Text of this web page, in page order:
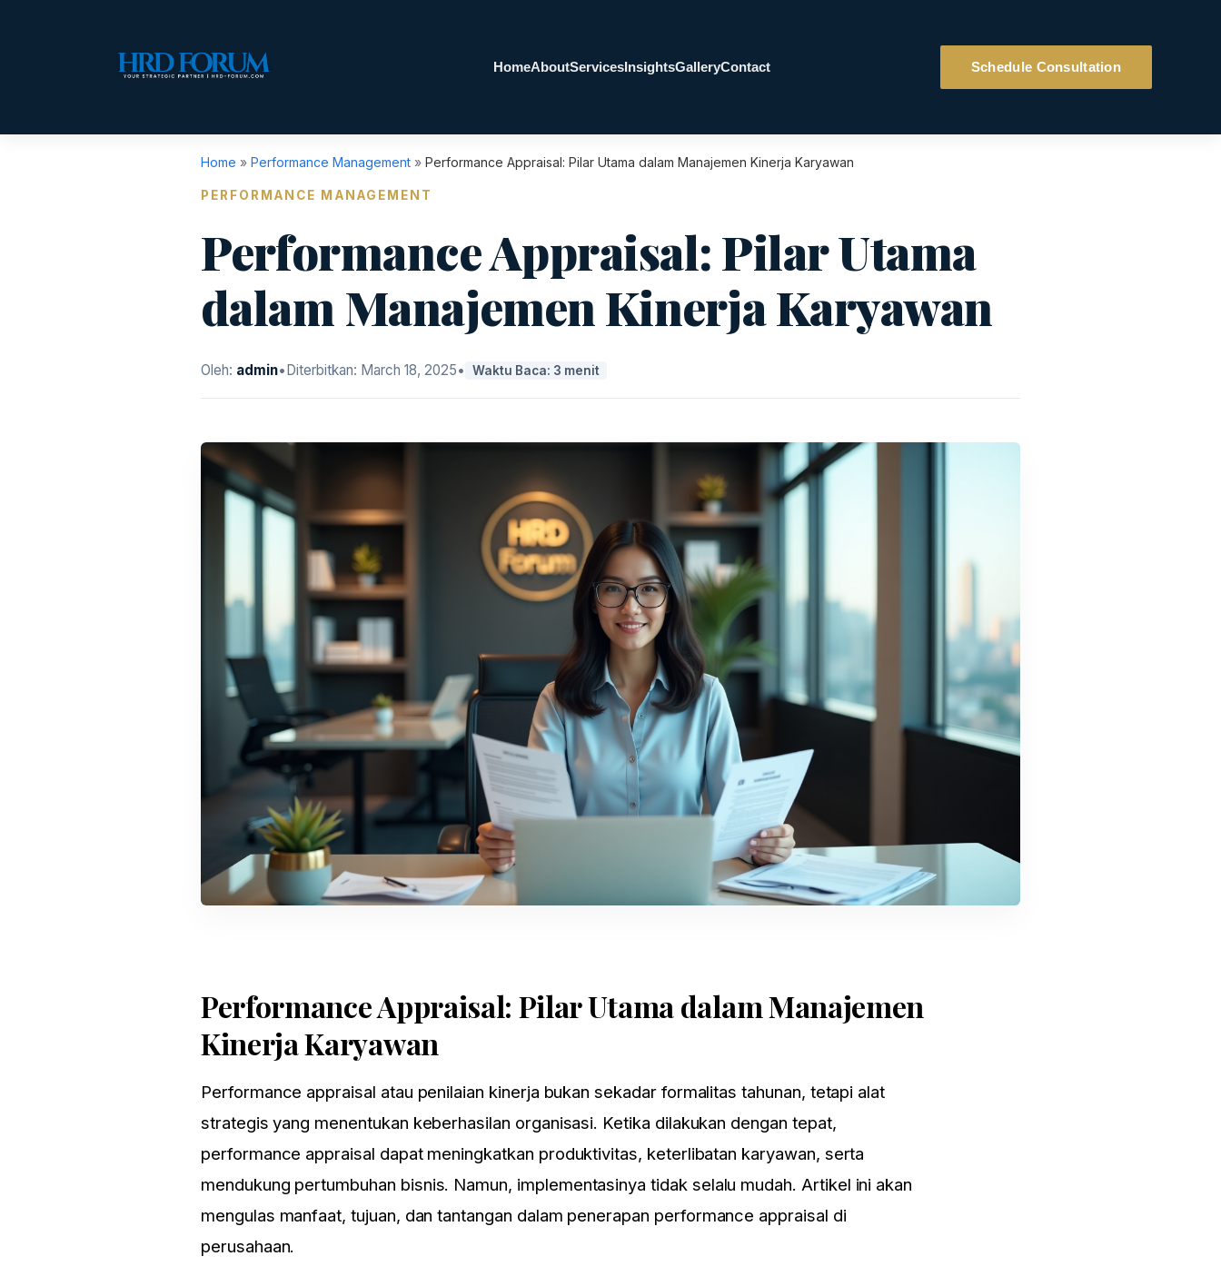
HomeAboutServicesInsightsGalleryContact Schedule Consultation
Home » Performance Management » Performance Appraisal: Pilar Utama dalam Manajemen Kinerja Karyawan
PERFORMANCE MANAGEMENT
Performance Appraisal: Pilar Utama
dalam Manajemen Kinerja Karyawan
Oleh: admin• Diterbitkan: March 18, 2025• Waktu Baca: 3 menit
Performance Appraisal: Pilar Utama dalam Manajemen
Kinerja Karyawan
Performance appraisal atau penilaian kinerja bukan sekadar formalitas tahunan, tetapi alat
strategis yang menentukan keberhasilan organisasi. Ketika dilakukan dengan tepat,
performance appraisal dapat meningkatkan produktivitas, keterlibatan karyawan, serta
mendukung pertumbuhan bisnis. Namun, implementasinya tidak selalu mudah. Artikel ini akan
mengulas manfaat, tujuan, dan tantangan dalam penerapan performance appraisal di
perusahaan.